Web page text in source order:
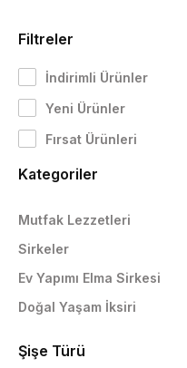
Filtreler
İndirimli Ürünler
Yeni Ürünler
Fırsat Ürünleri
Kategoriler
Mutfak Lezzetleri
Sirkeler
Ev Yapımı Elma Sirkesi
Doğal Yaşam İksiri
Şişe Türü